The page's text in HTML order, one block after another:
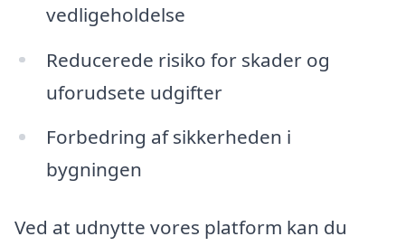
vedligeholdelse
Reducerede risiko for skader og
uforudsete udgifter
Forbedring af sikkerheden i
bygningen
Ved at udnytte vores platform kan du